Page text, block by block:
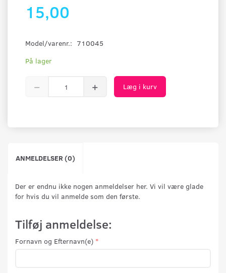
15,00
Model/varenr.: 710045
På lager
Læg i kurv
ANMELDELSER (0)
Der er endnu ikke nogen anmeldelser her. Vi vil være glade
for hvis du vil anmelde som den første.
Tilføj anmeldelse:
Fornavn og Efternavn(e)